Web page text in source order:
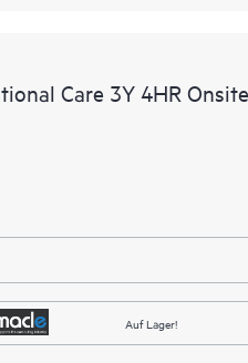
Care 3Y 4HR
Auf Lager!